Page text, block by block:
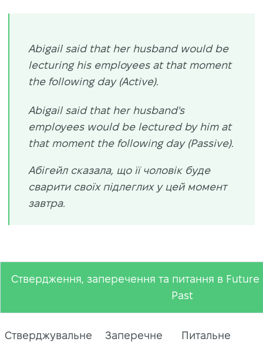
Abigail said that her husband would be
lecturing his employees at that moment
the following day (Active).
Abigail said that her husband's
employees would be lectured by him at
that moment the following day (Passive).
Абігейл сказала, що її чоловік буде
сварити своїх підлеглих у цей момент
завтра.
Ствердження, заперечення та питання в
Past
Стверджувальне
Заперечне
Питальне